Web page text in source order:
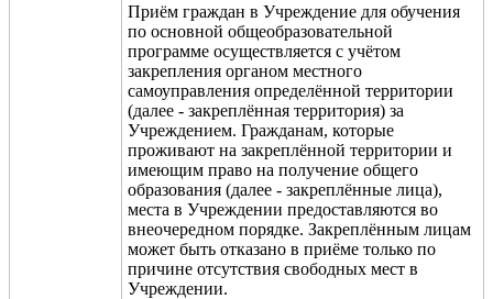
Приём граждан в Учреждение для обучения
по основной общеобразовательной
программе осуществляется с учётом
закрепления органом местного
самоуправления определённой территории
(далее - закреплённая территория) за
Учреждением. Гражданам, которые
проживают на закреплённой территории и
имеющим право на получение общего
образования (далее - закреплённые лица),
места в Учреждении предоставляются во
внеочередном порядке. Закреплённым лицам
может быть отказано в приёме только по
причине отсутствия свободных мест в
Учреждении.